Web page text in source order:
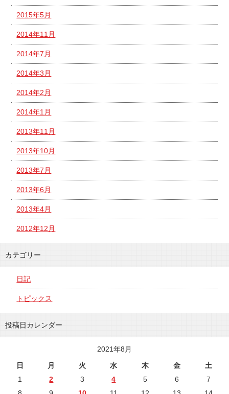
2015年5月
2014年11月
2014年7月
2014年3月
2014年2月
2014年1月
2013年11月
2013年10月
2013年7月
2013年6月
2013年4月
2012年12月
カテゴリー
日記
トピックス
投稿日カレンダー
2021年8月
日
月 火 水 木 金
土
1
2 3 4 5 6
7